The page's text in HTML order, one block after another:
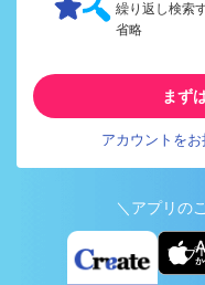
繰り返し検索
省略
まず
アカウントを
＼アプリの
アプ